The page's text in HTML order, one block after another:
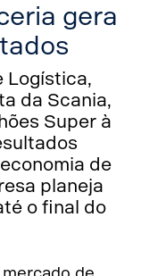
gera
Logística,
da Scania,
Super à
de
planeja
o final do